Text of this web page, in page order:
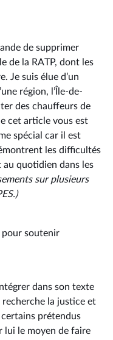
de supprimer
de la RATP, dont les
Je suis élue d’un
région, l’Île-de-
des chauffeurs de
cet article vous est
spécial car il est
les difficultés
quotidien dans les
sur plusieurs
pour soutenir
dans son texte
recherche la justice et
certains prétendus
lui le moyen de faire